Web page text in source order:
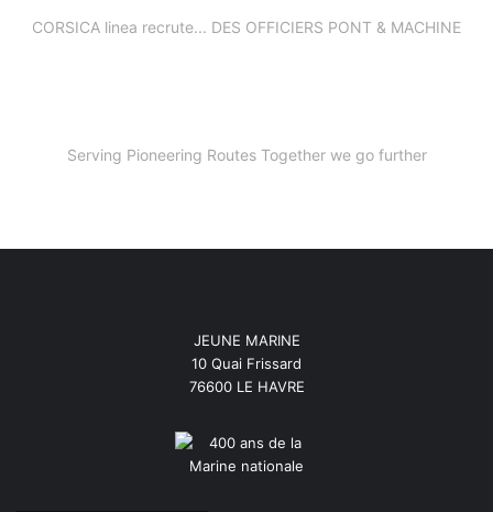
CORSICA linea recrute... DES OFFICIERS PONT & MACHINE
Serving Pioneering Routes Together we go further
JEUNE MARINE
10 Quai Frissard
76600 LE HAVRE